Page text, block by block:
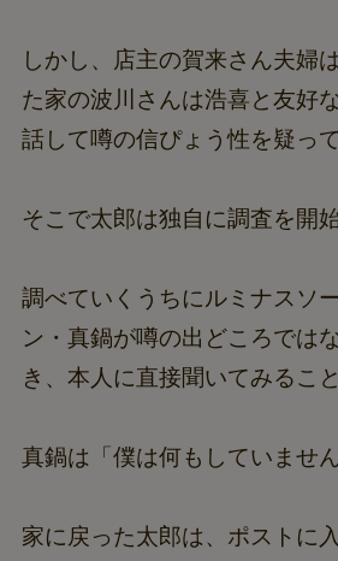
しかし、店主の賀来さん夫婦
た家の波川さんは浩喜と友好
話して噂の信ぴょう性を疑っ
そこで太郎は独自に調査を開始
調べていくうちにルミナスソ
ン・真鍋が噂の出どころでは
き、本人に直接聞いてみるこ
真鍋は「僕は何もしていませ
家に戻った太郎は、ポストに